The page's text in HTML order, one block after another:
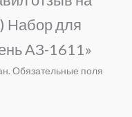
Набор для
АЗ-1611»
Обязательные поля